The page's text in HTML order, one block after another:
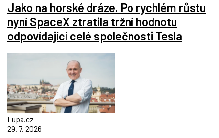
Jako na horské dráze. Po rychlém růstu
nyní SpaceX ztratila tržní hodnotu
odpovídající celé společnosti Tesla
Lupa.cz
29. 7. 2026